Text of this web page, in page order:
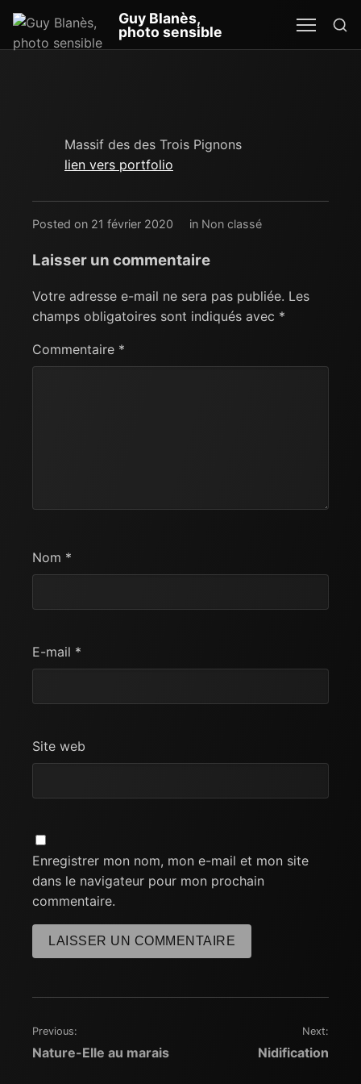
Guy Blanès,
photo sensible
Massif des des Trois Pignons
lien vers portfolio
Posted on 21 février 2020 in Non classé
Laisser un commentaire
Votre adresse e-mail ne sera pas publiée. Les
champs obligatoires sont indiqués avec *
Commentaire *
Nom *
E-mail *
Site web
Enregistrer mon nom, mon e-mail et mon site
dans le navigateur pour mon prochain
commentaire.
Navigation
Previous:
Nature-Elle au marais
Next:
Nidification